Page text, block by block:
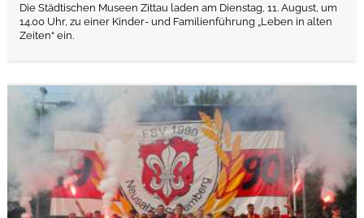
Die Städtischen Museen Zittau laden am Dienstag, 11. August, um
14.00 Uhr, zu einer Kinder- und Familienführung „Leben in alten
Zeiten“ ein.
weiterlesen